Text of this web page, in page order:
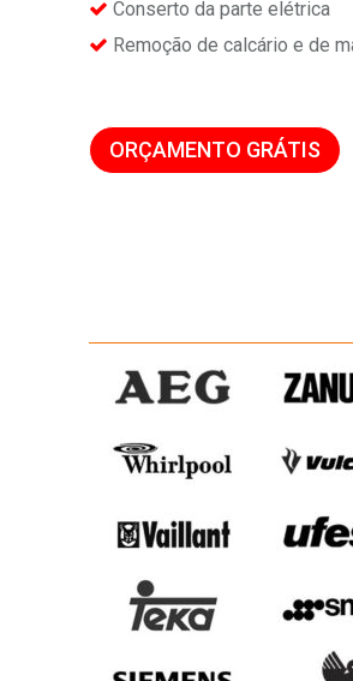
Conserto da parte elétrica
Remoção de calcário e de
ORÇAMENTO GRÁTIS